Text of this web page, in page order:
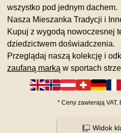
wszystko pod jednym dachem.
Nasza Mieszanka Tradycji i
Kupuj z wygodą nowoczesnej
dziedzictwem doświadczenia.
Przeglądaj naszą kolekcję i
zaufaną marką w sportach
* Ceny zawierają VAT,
Widok